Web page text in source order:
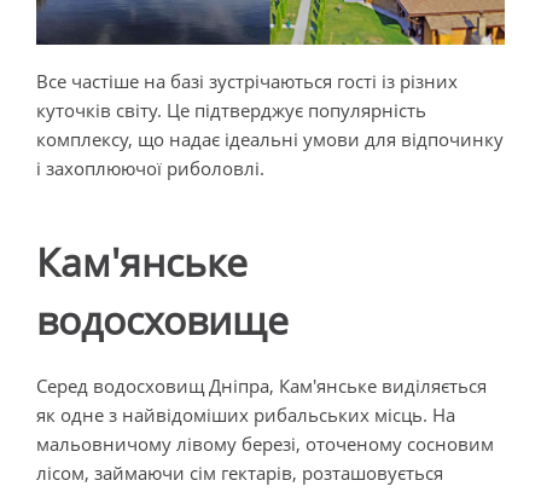
Все частіше на базі зустрічаються гості із різних
куточків світу. Це підтверджує популярність
комплексу, що надає ідеальні умови для відпочинку
і захоплюючої риболовлі.
Кам'янське
водосховище
Серед водосховищ Дніпра, Кам'янське виділяється
як одне з найвідоміших рибальських місць. На
мальовничому лівому березі, оточеному сосновим
лісом, займаючи сім гектарів, розташовується